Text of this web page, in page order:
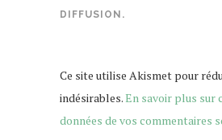
DIFFUSION.
Ce site utilise Akismet pour
indésirables.En savoir plus sur
données de vos commentaires